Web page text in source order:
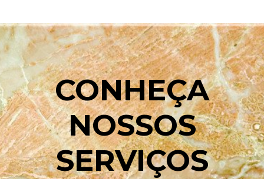
CONHEÇA
NOSSOS
SERVIÇOS